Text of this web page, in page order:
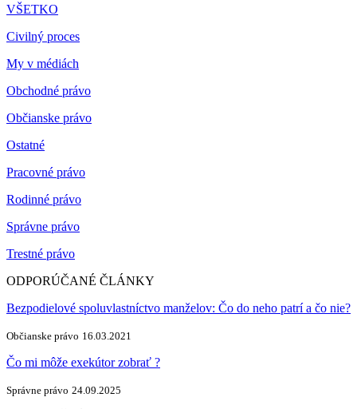
VŠETKO
Civilný proces
My v médiách
Obchodné právo
Občianske právo
Ostatné
Pracovné právo
Rodinné právo
Správne právo
Trestné právo
ODPORÚČANÉ ČLÁNKY
Bezpodielové spoluvlastníctvo manželov: Čo do neho patrí a čo nie?
Občianske právo 16.03.2021
Čo mi môže exekútor zobrať ?
Správne právo 24.09.2025